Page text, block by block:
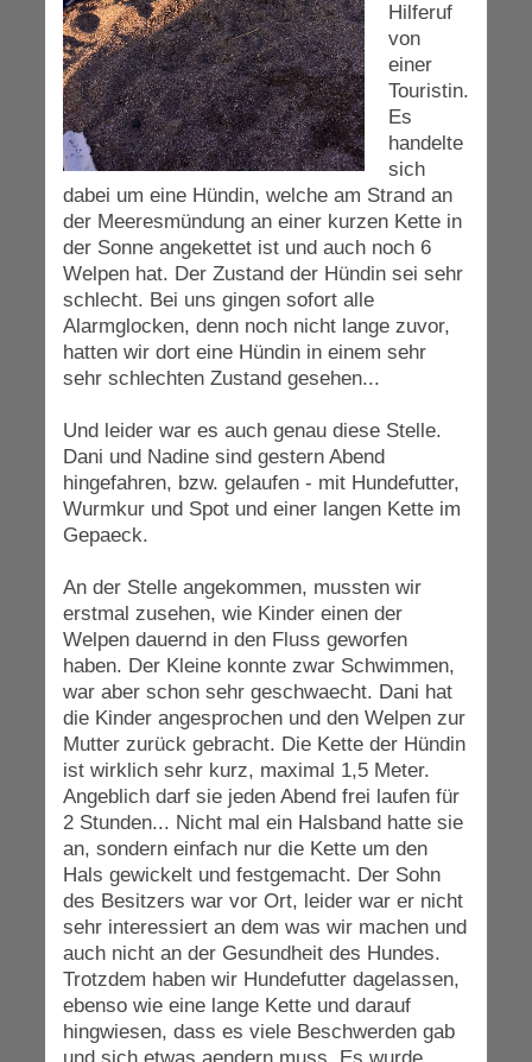
Hilferuf
von
einer
Touristin.
Es
handelte
sich
dabei um eine Hündin, welche am Strand an
der Meeresmündung an einer kurzen Kette in
der Sonne angekettet ist und auch noch 6
Welpen hat. Der Zustand der Hündin sei sehr
schlecht. Bei uns gingen sofort alle
Alarmglocken, denn noch nicht lange zuvor,
hatten wir dort eine Hündin in einem sehr
sehr schlechten Zustand gesehen...
Und leider war es auch genau diese Stelle.
Dani und Nadine sind gestern Abend
hingefahren, bzw. gelaufen - mit Hundefutter,
Wurmkur und Spot und einer langen Kette im
Gepaeck.
An der Stelle angekommen, mussten wir
erstmal zusehen, wie Kinder einen der
Welpen dauernd in den Fluss geworfen
haben. Der Kleine konnte zwar Schwimmen,
war aber schon sehr geschwaecht. Dani hat
die Kinder angesprochen und den Welpen zur
Mutter zurück gebracht. Die Kette der Hündin
ist wirklich sehr kurz, maximal 1,5 Meter.
Angeblich darf sie jeden Abend frei laufen für
2 Stunden... Nicht mal ein Halsband hatte sie
an, sondern einfach nur die Kette um den
Hals gewickelt und festgemacht. Der Sohn
des Besitzers war vor Ort, leider war er nicht
sehr interessiert an dem was wir machen und
auch nicht an der Gesundheit des Hundes.
Trotzdem haben wir Hundefutter dagelassen,
ebenso wie eine lange Kette und darauf
hingwiesen, dass es viele Beschwerden gab